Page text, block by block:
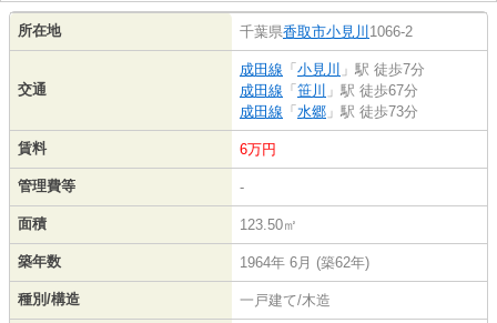
所在地 千葉県香取市小見川 1066-2
交通
成田線 「小見川 」駅 徒歩7分
成田線 「笹川 」駅 徒歩67分
成田線 「水郷 」駅 徒歩73分
賃料 6万円
管理費等 -
面積 123.50㎡
築年数 1964年 6月 (築62年)
種別/構造 一戸建て/木造